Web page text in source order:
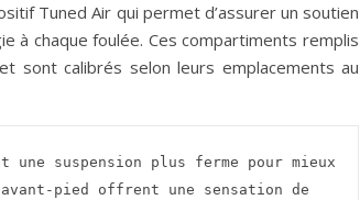
Tuned Air qui permet d’assurer un soutien
à chaque foulée. Ces compartiments remplis
sont calibrés selon leurs emplacements au
suspension plus ferme pour mieux
pied offrent une sensation de